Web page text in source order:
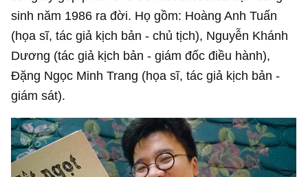
sinh năm 1986 ra đời. Họ gồm: Hoàng Anh Tuấn
(họa sĩ, tác giả kịch bản - chủ tịch), Nguyễn Khánh
Dương (tác giả kịch bản - giám đốc điều hành),
Đặng Ngọc Minh Trang (họa sĩ, tác giả kịch bản -
giám sát).